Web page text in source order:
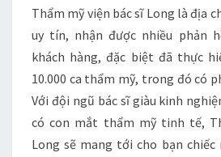
Thẩm mỹ viện bác sĩ Long là địa
uy tín, nhận được nhiều phản
khách hàng, đặc biệt đã thực
10.000 ca thẩm mỹ, trong đó có
Với đội ngũ bác sĩ giàu kinh
có con mắt thẩm mỹ tinh tế,
Long sẽ mang tới cho bạn